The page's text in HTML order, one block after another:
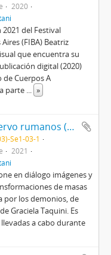
2020
del Festival
(FIBA) Beatriz
que encuentra su
digital (2020)
Cuerpos A
parte ... »
Capítulo Ojos de ciervo rumanos (Audiovisual) con Luis Pazos y Graciela Taquini
Se1-03-1
2021
en diálogo imágenes y
de masas
por los demonios, de
Graciela Taquini. Es
a cabo durante